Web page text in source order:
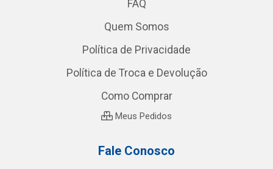
FAQ
Quem Somos
Política de Privacidade
Política de Troca e Devolução
Como Comprar
Meus Pedidos
Fale Conosco